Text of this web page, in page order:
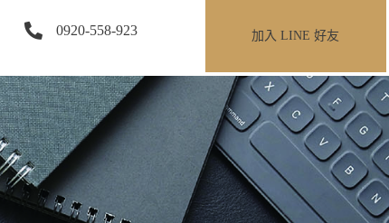
0920-558-923 加入 LINE 好友